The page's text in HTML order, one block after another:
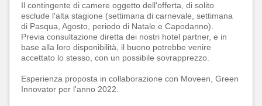
Il contingente di camere oggetto dell'offerta, di solito
esclude l'alta stagione (settimana di carnevale, settimana
di Pasqua, Agosto, periodo di Natale e Capodanno).
Previa consultazione diretta dei nostri hotel partner, e in
base alla loro disponibilità, il buono potrebbe venire
accettato lo stesso, con un possibile sovrapprezzo.
Esperienza proposta in collaborazione con Moveen, Green
Innovator per l'anno 2022.